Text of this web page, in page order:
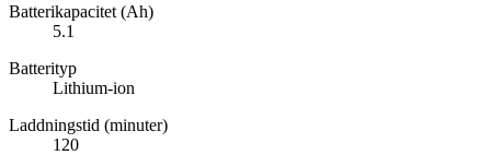
Batterikapacitet (Ah)
5.1
Batterityp
Lithium-ion
Laddningstid (minuter)
120